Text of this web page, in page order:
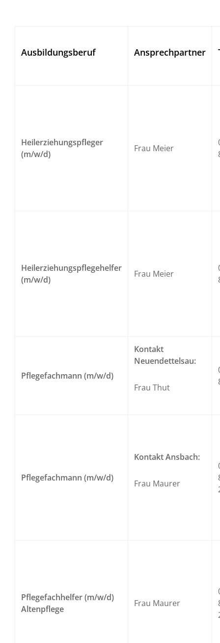
Ausbildungsberuf Ansprechpartner
Heilerziehungspfleger
(m/w/d)
Frau Meier
Heilerziehungspflegehelfer
(m/w/d)
Frau Meier
Pflegefachmann (m/w/d)
Kontakt
Neuendettelsau:
Frau Thut
Pflegefachmann (m/w/d)
Kontakt Ansbach:
Frau Maurer
Pflegefachhelfer (m/w/d)
Altenpflege
Frau Maurer